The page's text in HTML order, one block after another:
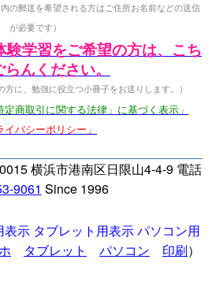
の郵送を希望される方はご住所お名前などの送信
が必要です）
験学習をご希望の方は、こち
んください。
方に、勉強に役立つ小冊子をお送りします。）
定商取引に関する法律」に基づく表示」
イバシーポリシー」
横浜市港南区日限山4-4-9 電話
9061 Since 1996
表示 タブレット用表示パソコン用
タブレット パソコン 印刷）